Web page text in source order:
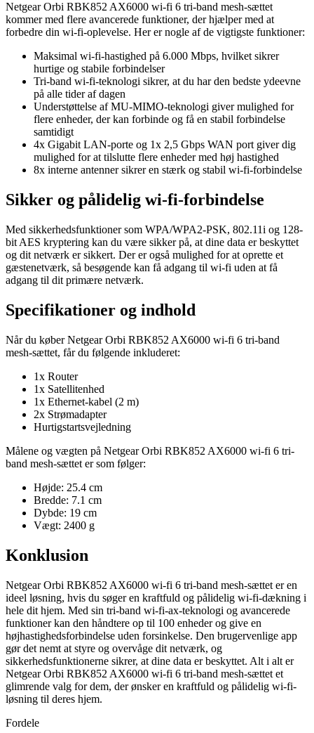
Netgear Orbi RBK852 AX6000 wi-fi 6 tri-band mesh-sættet
kommer med flere avancerede funktioner, der hjælper med at
forbedre din wi-fi-oplevelse. Her er nogle af de vigtigste funktioner:
Maksimal wi-fi-hastighed på 6.000 Mbps, hvilket sikrer
hurtige og stabile forbindelser
Tri-band wi-fi-teknologi sikrer, at du har den bedste ydeevne
på alle tider af dagen
Understøttelse af MU-MIMO-teknologi giver mulighed for
flere enheder, der kan forbinde og få en stabil forbindelse
samtidigt
4x Gigabit LAN-porte og 1x 2,5 Gbps WAN port giver dig
mulighed for at tilslutte flere enheder med høj hastighed
8x interne antenner sikrer en stærk og stabil wi-fi-forbindelse
Sikker og pålidelig wi-fi-forbindelse
Med sikkerhedsfunktioner som WPA/WPA2-PSK, 802.11i og 128-
bit AES kryptering kan du være sikker på, at dine data er beskyttet
og dit netværk er sikkert. Der er også mulighed for at oprette et
gæstenetværk, så besøgende kan få adgang til wi-fi uden at få
adgang til dit primære netværk.
Specifikationer og indhold
Når du køber Netgear Orbi RBK852 AX6000 wi-fi 6 tri-band
mesh-sættet, får du følgende inkluderet:
1x Router
1x Satellitenhed
1x Ethernet-kabel (2 m)
2x Strømadapter
Hurtigstartsvejledning
Målene og vægten på Netgear Orbi RBK852 AX6000 wi-fi 6 tri-
band mesh-sættet er som følger:
Højde: 25.4 cm
Bredde: 7.1 cm
Dybde: 19 cm
Vægt: 2400 g
Konklusion
Netgear Orbi RBK852 AX6000 wi-fi 6 tri-band mesh-sættet er en
ideel løsning, hvis du søger en kraftfuld og pålidelig wi-fi-dækning i
hele dit hjem. Med sin tri-band wi-fi-ax-teknologi og avancerede
funktioner kan den håndtere op til 100 enheder og give en
højhastighedsforbindelse uden forsinkelse. Den brugervenlige app
gør det nemt at styre og overvåge dit netværk, og
sikkerhedsfunktionerne sikrer, at dine data er beskyttet. Alt i alt er
Netgear Orbi RBK852 AX6000 wi-fi 6 tri-band mesh-sættet et
glimrende valg for dem, der ønsker en kraftfuld og pålidelig wi-fi-
løsning til deres hjem.
Fordele